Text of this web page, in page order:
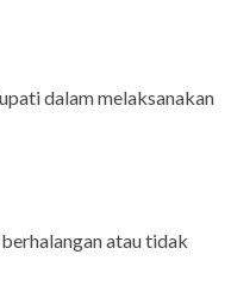
dalam melaksanakan
atau tidak